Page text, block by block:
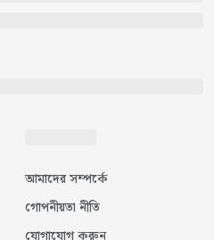
আমাদের সম্পর্কে
গোপনীয়তা নীতি
যোগাযোগ করুন